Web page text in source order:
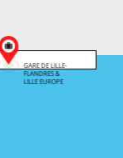
GARE DE LILLE-
FLANDRES &
LILLE EUROPE